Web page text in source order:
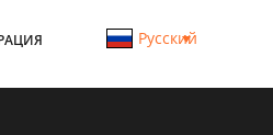
Русский